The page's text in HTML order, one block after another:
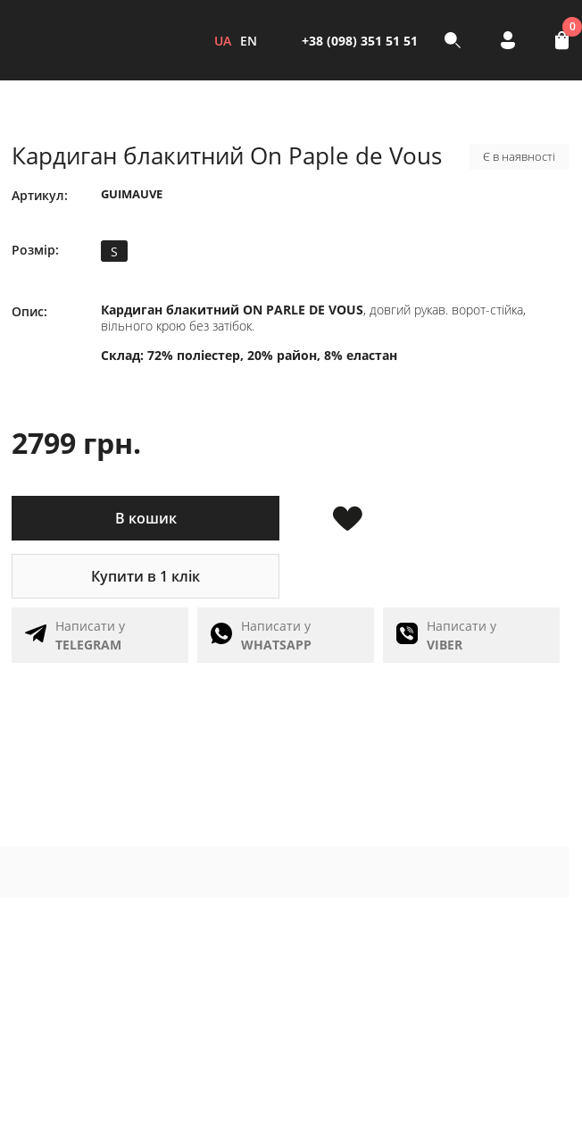
UA EN +38 (098) 351 51 51
0
Кардиган блакитний On Paple de Vous Є в наявності
Артикул: GUIMAUVE
Розмір: S
Опис: Кардиган блакитний ON PARLE DE VOUS, довгий рукав. ворот-стійка,
вільного крою без затібок.
Склад: 72% поліестер, 20% район, 8% еластан
2799 грн.
В кошик
Купити в 1 клік
Написати у
TELEGRAM
Написати у
WHATSAPP
Написати у
VIBER